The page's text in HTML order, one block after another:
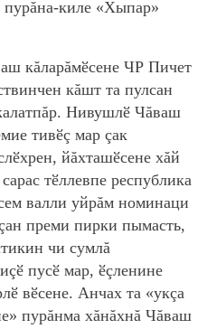
киле «Хыпар»
кăларăмӗсене ЧР Пичет
кăшт та пулсан
Нивушлӗ Чăваш
тивӗç мар çак
йăхташӗсене хăй
тӗллевпе республика
валли уйрăм номинаци
преми пирки пымасть,
чи сумлă
пусӗ мар, ӗçленине
вӗсене. Анчах та «укçа
пурăнма хăнăхнă Чăваш